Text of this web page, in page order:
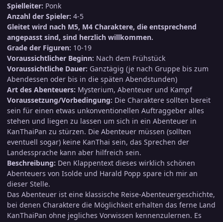
Spielleiter: Ponk
Anzahl der Spieler: 4-5
Gleitet wird nach M5, M4 Charaktere, die entsprechend
angepasst sind, sind herzlich willkommen.
Grade der Figuren: 10-19
Voraussichtlicher Beginn: Nach dem Frühstück
Voraussichtliche Dauer: Ganztägig (je nach Gruppe bis zum
Abendessen oder bis in die späten Abendstunden)
Art des Abenteuers: Mysterium, Abenteuer und Kampf
Voraussetzung/Vorbedingung: Die Charaktere sollten bereit
sein für einen etwas unkonventionellen Auftraggeber alles
stehen und liegen zu lassen um sich in ein Abenteuer in
KanThaiPan zu stürzen. Die Abenteuer müssen (sollten
eventuell sogar) keine KanThai sein, das Sprechen der
Landessprache kann aber hilfreich sein.
Beschreibung: Den Klappentext dieses wirklich schönen
Abenteuers von Isolde und Harald Popp spare ich mir an
dieser Stelle.
Das Abenteuer ist eine klassische Reise-Abenteuergeschichte,
bei denen Charaktere die Möglichkeit erhalten das ferne Land
KanThaiPan ohne jegliches Vorwissen kennenzulernen. Es